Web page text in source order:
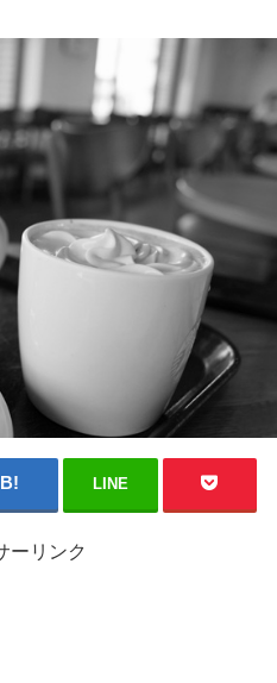
LINE
ーリンク